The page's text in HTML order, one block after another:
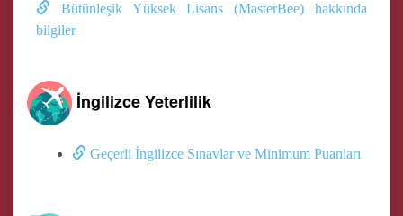
Bütünleşik Yüksek Lisans (MasterBee) hakkında
bilgiler
İngilizce Yeterlilik
Geçerli İngilizce Sınavlar ve Minimum Puanları